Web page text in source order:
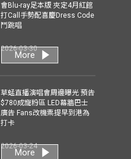
會Blu-ray足本版 夾定4月紅館
打Call手勢配喜慶Dress Code
鬥跳唱
2026-03-30
More
草蜢直播演唱會周邊曝光 預告
$780成寵粉區 LED幕牆巴士
廣告 Fans改機票提早到港為
打卡
2026-03-24
More